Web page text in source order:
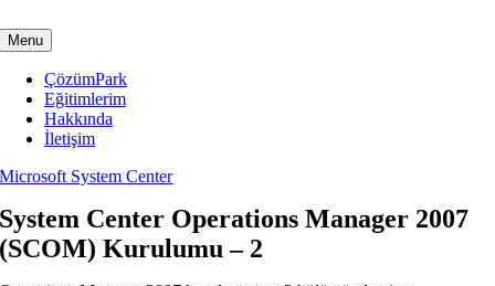
to
content
Menu
ÇözümPark
Eğitimlerim
Hakkında
İletişim
Microsoft System Center
System Center Operations Manager 2007
(SCOM) Kurulumu – 2